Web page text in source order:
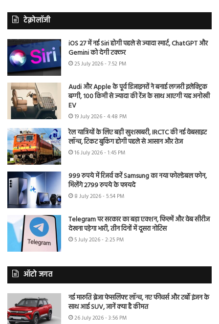
टेक्नोलॉजी
iOS 27 में नई Siri होगी पहले से ज्यादा स्मार्ट, ChatGPT और
Gemini को देगी टक्कर
25 July 2026 - 7:52 PM
Audi और Apple के पूर्व डिजाइनरों ने बनाई लग्जरी इलेक्ट्रिक
बग्गी, 100 किमी से ज्यादा की रेंज के साथ आएगी यह अनोखी
EV
19 July 2026 - 4:48 PM
रेल यात्रियों के लिए बड़ी खुशखबरी, IRCTC की नई वेबसाइट
लॉन्च, टिकट बुकिंग होगी पहले से आसान और तेज
16 July 2026 - 1:45 PM
999 रुपये में रिजर्व करें Samsung का नया फोल्डेबल फोन,
मिलेंगे 2799 रुपये के फायदे
8 July 2026 - 5:54 PM
Telegram पर सरकार का बड़ा एक्शन, फिल्में और वेब सीरीज
देखना पड़ेगा भारी, तीन दिनों में दूसरा नोटिस
5 July 2026 - 2:25 PM
ऑटो जगत
नई मारुति ब्रेजा फेसलिफ्ट लॉन्च, नए फीचर्स और टर्बो इंजन के
साथ आई SUV, जानें क्या है कीमत
26 July 2026 - 3:56 PM